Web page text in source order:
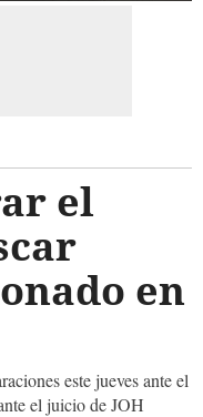
el
en
este jueves ante el
el juicio de JOH